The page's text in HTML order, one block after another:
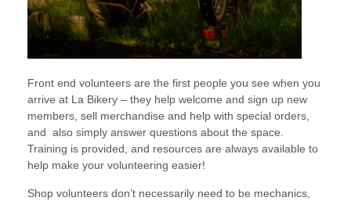
Front end volunteers are the first people you see when you
arrive at La Bikery – they help welcome and sign up new
members, sell merchandise and help with special orders,
and also simply answer questions about the space.
Training is provided, and resources are always available to
help make your volunteering easier!
Shop volunteers don’t necessarily need to be mechanics,